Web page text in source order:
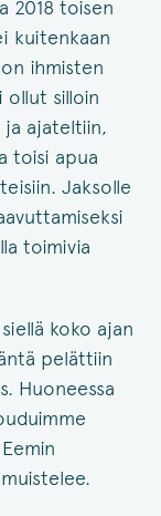
2018 toisen
kuitenkaan
ihmisten
ollut silloin
ja ajateltiin,
toisi apua
Jaksolle
toimivia
koko ajan
pelättiin
Huoneessa